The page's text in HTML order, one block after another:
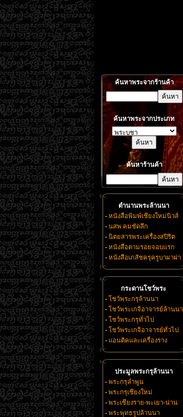
ค้นหาพระจากร้านค้า
ค้นหาพระจากประเภท
ค้นหาร้านค้า
ตำนานพระล้านนา
- หนังสือพิมพ์เชียงใหม่นิวส์
- นสพ.คมชัดลึก
- นิตยสารพระเครื่องสปิริต
- หนังสือตามรอยจอบแรก
- หนังสือเภสัชครุครูบาผาผ่า
กระดานโชว์พระ
- โชว์พระกรุล้านนา
- โชว์พระเกจิอาจารย์ล้านนา
- โชว์พระกรุทั่วไป
- โชว์พระเกจิอาจารย์ทั่วไป
- แอนติคและเครื่องราง
ประมูลพระกรุล้านนา
- พระกรุลำพูน
- พระกรุเชียงใหม่
- พระเชียงราย-พะเยา-น่าน
- พระพุทธรูปล้านนา